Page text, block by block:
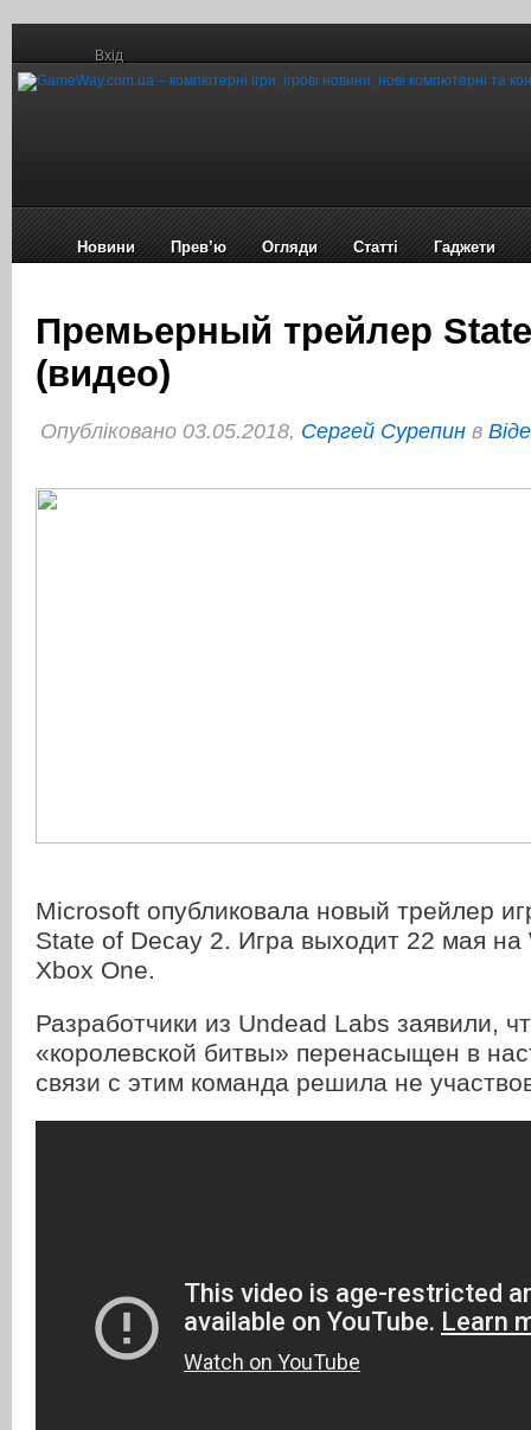
Вхід
Новини Прев’ю Огляди Статті Гаджети
Премьерный трейлер
(видео)
Опубліковано 03.05.2018, Сергей Сурепин в
Microsoft опубликовала новый трейлер
State of Decay 2. Игра выходит 22 мая на
Xbox One.
Разработчики из Undead Labs заявили,
«королевской битвы» перенасыщен в
связи с этим команда решила не